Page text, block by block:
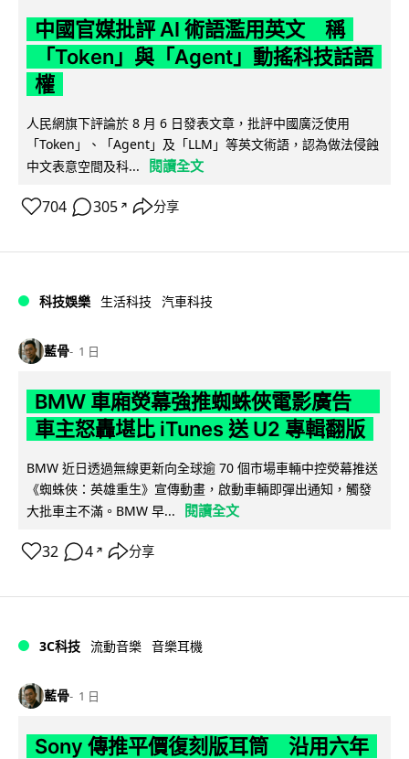
中國官媒批評 AI 術語濫用英文 稱
「Token」與「Agent」動搖科技話語
權
人民網旗下評論於 8 月 6 日發表文章，批評中國廣泛使用
「Token」、「Agent」及「LLM」等英文術語，認為做法侵蝕
中文表意空間及科...
閱讀全文
704 305 ↗ 分享
科技娛樂 生活科技 汽車科技
藍骨 1 日
BMW 車廂熒幕強推蜘蛛俠電影廣告
車主怒轟堪比 iTunes 送 U2 專輯翻版
BMW 近日透過無線更新向全球逾 70 個市場車輛中控熒幕推送
《蜘蛛俠：英雄重生》宣傳動畫，啟動車輛即彈出通知，觸發
大批車主不滿。BMW 早...
閱讀全文
32 4 ↗ 分享
3C科技 流動音樂 音樂耳機
藍骨 1 日
Sony 傳推平價復刻版耳筒 沿用六年